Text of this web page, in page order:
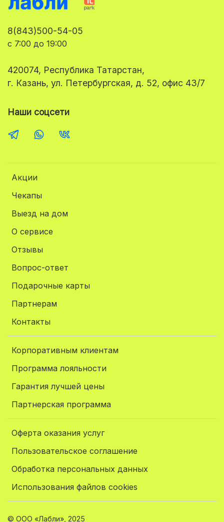
Акции
Чекапы
Выезд на дом
О сервисе
Отзывы
Вопрос-ответ
Подарочные карты
Партнерам
Контакты
Корпоративным клиентам
Программа лояльности
Гарантия лучшей цены
Партнерская программа
Оферта оказания услуг
Пользовательское соглашение
Обработка персональных данных
Использования файлов cookies
8(843)500-54-05
с 7:00 до 19:00
420074, Республика Татарстан,
г. Казань, ул. Петербургская, д. 52, офис 43/7
Наши соцсети
© ООО «Лабли», 2025